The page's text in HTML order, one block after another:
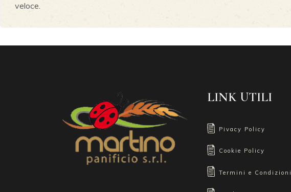
veloce.
LINK UTILI
Pivacy Policy
Cookie Policy
Termini e Condizioni